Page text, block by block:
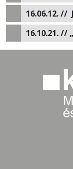
16.06.12. //
16.10.21. //